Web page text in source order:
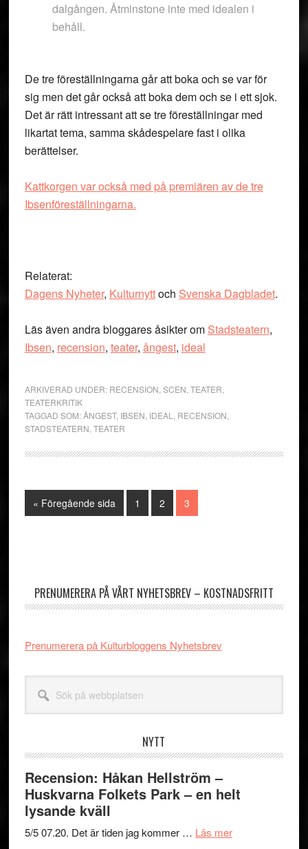
dalgången. Åtminstone inte med idealen i
behåll.
De tre föreställningarna går att boka och se var för
sig men det går också att boka dem och se i ett sjok.
Det är rätt intressant att se tre föreställningar med
likartat tema, samma skådespelare fast i olika
berättelser.
Kattkorgen var också med på premiären av de tre
Ibsenföreställningarna.
Relaterat:
Dagens Nyheter, Kulturnyttoch Svenska Dagbladet.
Läs även andra bloggares åsikter om Stadsteatern,
Ibsen, recension, teater, ångest, ideal
ARKIVERAD UNDER: RECENSION SCEN TEATER
TEATERKRITIK
TAGGAD SOM:ÅNGEST, IBSEN IDEAL RECENSION
STADSTEATERN TEATER
« Go
to
Föregående sida Sida
1 Sida
2 Sida
3
PRENUMERERA PÅ VÅRT NYHETSBREV – KOSTNADSFRITT
Prenumerera på Kulturbloggens Nyhetsbrev
webbplatsen
NYTT
Recension: Håkan Hellström –
Huskvarna Folkets Park – en helt
lysande kväll
5/5 07.20. Det är tiden jag kommer … Läs merom